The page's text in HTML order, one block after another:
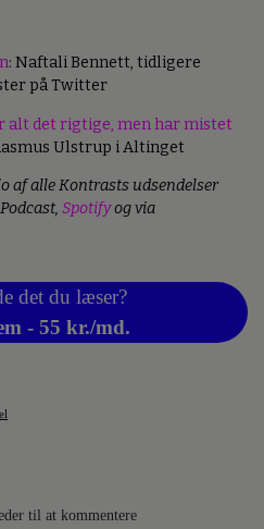
: Naftali Bennett, tidligere
på Twitter
alt det rigtige, men har mistet
Ulstrup i Altinget
af alle Kontrasts udsendelser
Spotifyog via
det du læser?
- 55 kr./md.
til at kommentere